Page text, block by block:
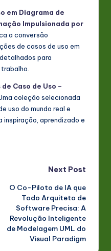
em Diagrama de
Impulsionada por
a conversão
de casos de uso em
para
Caso de Uso –
coleção selecionada
uso do mundo real e
inspiração, aprendizado e
Next Post
O Co-Piloto de IA que
Todo Arquiteto de
Software Precisa: A
Revolução Inteligente
de Modelagem UML do
Visual Paradigm